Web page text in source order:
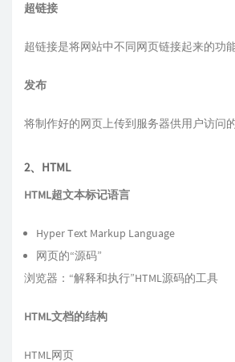
超链接
超链接是将网站中不同网页链接起来的功
发布
将制作好的网页上传到服务器供用户访问
2、HTML
HTML超文本标记语言
Hyper Text Markup Language
网页的“源码”
浏览器：“解释和执行”HTML源码的工具
HTML文档的结构
HTML网页